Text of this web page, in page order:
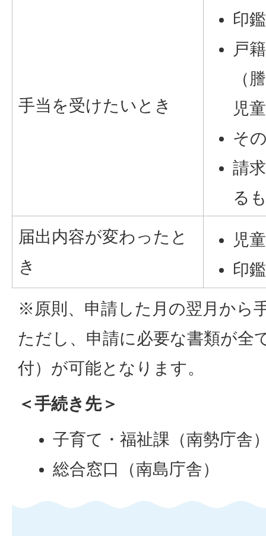
手当を受けたいとき
印鑑
戸
（
児
そ
請
る
届出内容が変わったと
き
児
印鑑
※原則、申請した月の翌月から
ただし、申請に必要な書類が全
付）が可能となります。
＜手続き先＞
子育て・福祉課（南勢庁舎
総合窓口（南島庁舎）